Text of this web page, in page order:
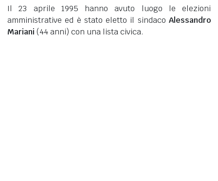
Il 23 aprile 1995 hanno avuto luogo le elezioni
amministrative ed è stato eletto il sindaco Alessandro
Mariani (44 anni) con una lista civica.